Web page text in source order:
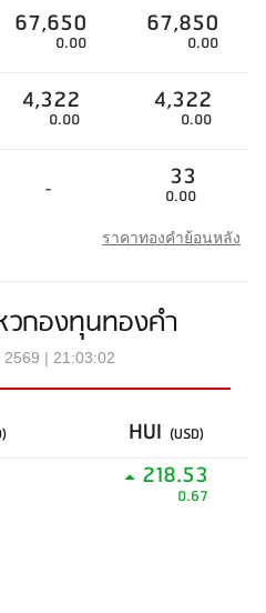
67,650
0.00
67,850
0.00
4,322
0.00
4,322
0.00
- 33
0.00
ราคาทองคำย้อนหลัง
วกองทุนทองคำ
| 21:03:02
HUI (USD)
218.53
0.67